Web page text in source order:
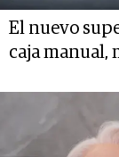
El nuevo
caja manual,